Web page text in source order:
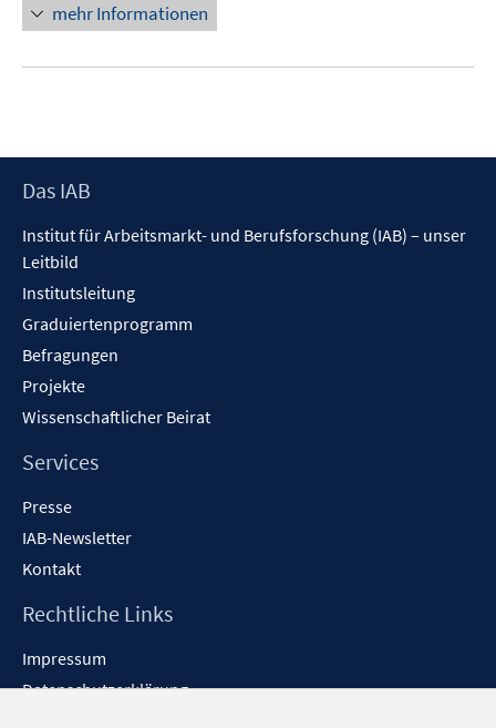
mehr Informationen
Footer
Das IAB
Institut für Arbeitsmarkt- und Berufsforschung (IAB) – unser
Leitbild
Institutsleitung
Graduiertenprogramm
Befragungen
Projekte
Wissenschaftlicher Beirat
Services
Presse
IAB-Newsletter
Kontakt
Rechtliche Links
Impressum
Datenschutzerklärung